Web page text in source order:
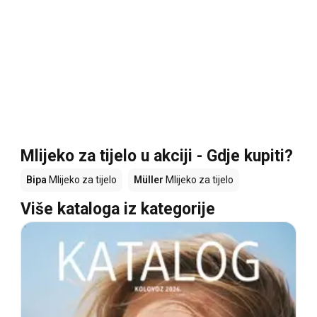
Mlijeko za tijelo u akciji - Gdje kupiti?
Bipa Mlijeko za tijelo Müller Mlijeko za tijelo
Više kataloga iz kategorije